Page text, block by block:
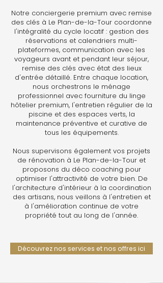
Notre conciergerie premium avec remise
des clés à Le Plan-de-la-Tour coordonne
l'intégralité du cycle locatif : gestion des
réservations et calendriers multi-
plateformes, communication avec les
voyageurs avant et pendant leur séjour,
remise des clés avec état des lieux
d'entrée détaillé. Entre chaque location,
nous orchestrons le ménage
professionnel avec fourniture du linge
hôtelier premium, l'entretien régulier de la
piscine et des espaces verts, la
maintenance préventive et curative de
tous les équipements.
Nous supervisons également vos projets
de rénovation à Le Plan-de-la-Tour et
proposons du déco coaching pour
optimiser l'attractivité de votre bien. De
l'architecture d'intérieur à la coordination
des artisans, nous veillons à l'entretien et
à l'amélioration continue de votre
propriété tout au long de l'année.
Découvrez nos services et nos offres ici